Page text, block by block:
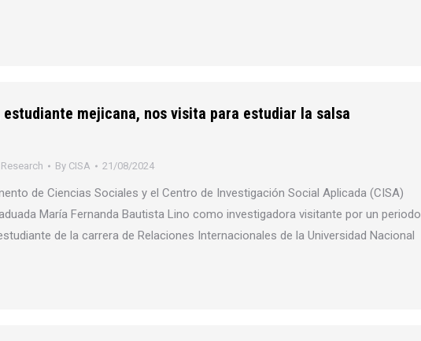
mejicana, nos visita para estudiar la salsa
Research By CISA 21/08/2024
de Ciencias Sociales y el Centro de Investigación Social Aplicada (CISA)
María Fernanda Bautista Lino como investigadora visitante por un periodo
de la carrera de Relaciones Internacionales de la Universidad Nacional